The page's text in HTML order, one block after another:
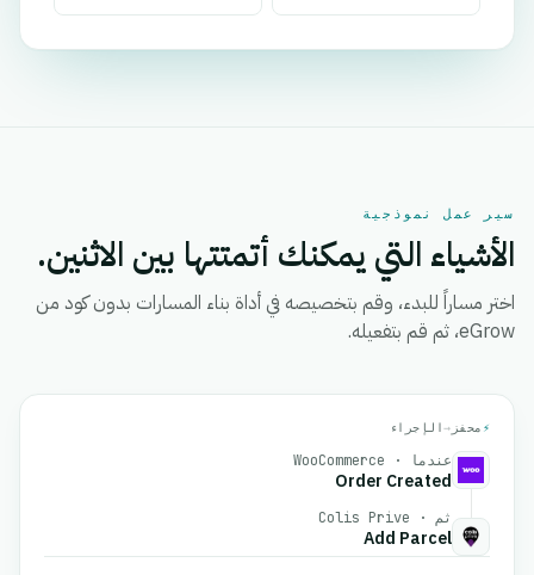
سير عمل نموذجية
الأشياء التي يمكنك أتمتتها بين الاثنين.
اختر مساراً للبدء، وقم بتخصيصه في أداة بناء المسارات بدون كود من
eGrow، ثم قم بتفعيله.
⚡ محفز →الإجراء
عندما · WooCommerce
Order Created
ثم · Colis Prive
Add Parcel